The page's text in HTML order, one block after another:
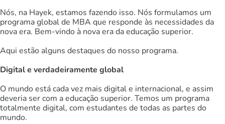
Nós, na Hayek, estamos fazendo isso. Nós formulamos um
programa global de MBA que responde às necessidades da
nova era. Bem-vindo à nova era da educação superior.
Aqui estão alguns destaques do nosso programa.
Digital e verdadeiramente global
O mundo está cada vez mais digital e internacional, e assim
deveria ser com a educação superior. Temos um programa
totalmente digital, com estudantes de todas as partes do
mundo.